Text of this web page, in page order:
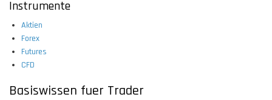
Instrumente
Aktien
Forex
Futures
CFD
Basiswissen fuer Trader